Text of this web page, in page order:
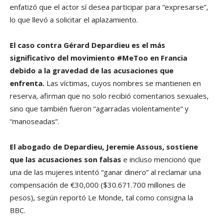
enfatizó que el actor sí desea participar para “expresarse”,
lo que llevó a solicitar el aplazamiento.
El caso contra Gérard Depardieu es el más
significativo del movimiento #MeToo en Francia
debido a la gravedad de las acusaciones que
enfrenta. Las víctimas, cuyos nombres se mantienen en
reserva, afirman que no solo recibió comentarios sexuales,
sino que también fueron “agarradas violentamente” y
“manoseadas”.
El abogado de Depardieu, Jeremie Assous, sostiene
que las acusaciones son falsas e incluso mencionó que
una de las mujeres intentó “ganar dinero” al reclamar una
compensación de €30,000 ($30.671.700 millones de
pesos), según reportó Le Monde, tal como consigna la
BBC.